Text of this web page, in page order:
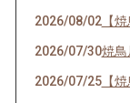
2026/08/02【焼
2026/07/30焼
2026/07/25【焼